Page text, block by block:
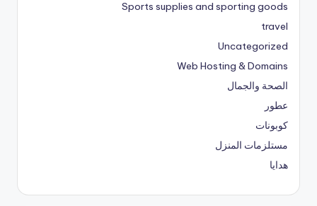
Sports supplies and sporting goods
travel
Uncategorized
Web Hosting & Domains
الصحة والجمال
عطور
كوبونات
مستلزمات المنزل
هدايا